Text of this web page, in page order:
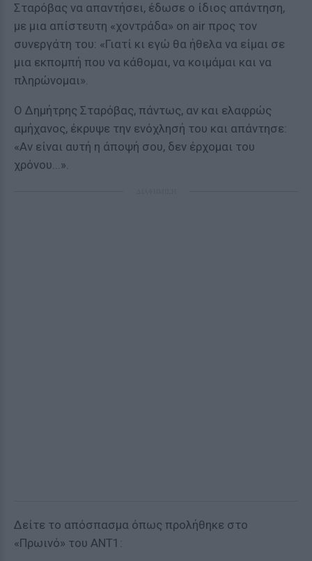
Σταρόβας να απαντήσει, έδωσε ο ίδιος απάντηση,
με μια απίστευτη «χοντράδα» on air προς τον
συνεργάτη του: «Γιατί κι εγώ θα ήθελα να είμαι σε
μια εκπομπή που να κάθομαι, να κοιμάμαι και να
πληρώνομαι».
Ο Δημήτρης Σταρόβας, πάντως, αν και ελαφρώς
αμήχανος, έκρυψε την ενόχλησή του και απάντησε:
«Αν είναι αυτή η άποψή σου, δεν έρχομαι του
χρόνου...».
Δείτε το απόσπασμα όπως προλήθηκε στο
«Πρωινό» του ΑΝΤ1: